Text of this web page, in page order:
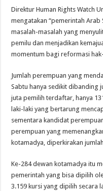
Direktur Human Rights Watch
mengatakan “pemerintah Arab
masalah-masalah yang
pemilu dan menjadikan
momentum bagi reformasi
Jumlah perempuan yang
Sabtu hanya sedikit dibanding
juta pemilih terdaftar, hanya
laki-laki yang bertarung
sementara kandidat
perempuan yang
kotamadya, diperkirakan
Ke-284 dewan kotamadya itu
pemerintah yang bisa dipilih
3.159 kursi yang dipilih secara